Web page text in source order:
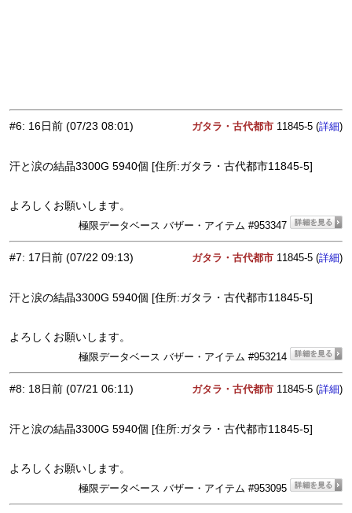
#6: 16日前 (07/23 08:01) ガタラ・古代都市 11845-5 (詳細)
汗と涙の結晶3300G 5940個 [住所:ガタラ・古代都市11845-5]
よろしくお願いします。
極限データベース バザー・アイテム #953347
#7: 17日前 (07/22 09:13) ガタラ・古代都市 11845-5 (詳細)
汗と涙の結晶3300G 5940個 [住所:ガタラ・古代都市11845-5]
よろしくお願いします。
極限データベース バザー・アイテム #953214
#8: 18日前 (07/21 06:11) ガタラ・古代都市 11845-5 (詳細)
汗と涙の結晶3300G 5940個 [住所:ガタラ・古代都市11845-5]
よろしくお願いします。
極限データベース バザー・アイテム #953095